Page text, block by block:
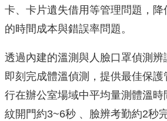
卡、卡片遺失借用等管理問題，
的時間成本與錯誤率問題。
透過內建的溫測與人臉口罩偵測
即刻完成體溫偵測，提供最佳保
行在辦公室場域中平均量測體溫
紋開門約3~6秒 、臉辨考勤約2秒